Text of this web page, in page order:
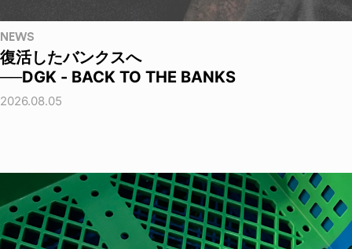
NEWS
復活したバンクスへ
──DGK - BACK TO THE BANKS
2026.08.05